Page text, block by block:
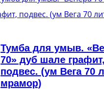
Тумба для умыв.
70» дуб шале графит,
подвес. (ум Вега 70
мрамор)